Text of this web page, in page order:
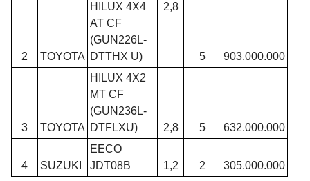
2 TOYOTA
HILUX 4X4
AT CF
(GUN226L-
DTTHX U)
2,8
5 903.000.000
3 TOYOTA
HILUX 4X2
MT CF
(GUN236L-
DTFLXU)
2,8 5 632.000.000
4 SUZUKI
EECO
JDT08B
1,2 2 305.000.000